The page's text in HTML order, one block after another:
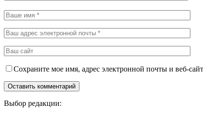
Сохраните мое имя, адрес электронной почты и веб-
Выбор редакции: